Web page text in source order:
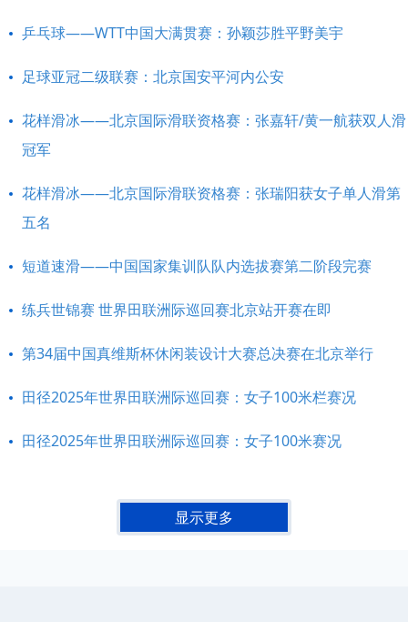
乒乓球——WTT中国大满贯赛：孙颖莎胜平野美宇
足球亚冠二级联赛：北京国安平河内公安
花样滑冰——北京国际滑联资格赛：张嘉轩/黄一航获双人滑
冠军
花样滑冰——北京国际滑联资格赛：张瑞阳获女子单人滑第
五名
短道速滑——中国国家集训队队内选拔赛第二阶段完赛
练兵世锦赛 世界田联洲际巡回赛北京站开赛在即
第34届中国真维斯杯休闲装设计大赛总决赛在北京举行
田径2025年世界田联洲际巡回赛：女子100米栏赛况
田径2025年世界田联洲际巡回赛：女子100米赛况
显示更多